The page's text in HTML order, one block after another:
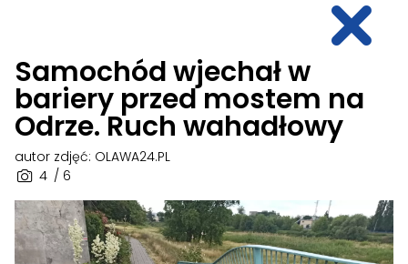
Samochód wjechał w
bariery przed mostem na
Odrze. Ruch wahadłowy
4 / 6
autor zdjęć: OLAWA24.PL